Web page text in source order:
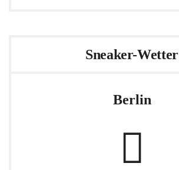
Sneaker-Wetter
Berlin